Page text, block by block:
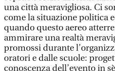
una città meravigliosa. Ci
come la situazione politica
quando questo aereo
ammirare una realtà
promossi durante
oratori e dalle scuole:
conoscenza dell’evento in